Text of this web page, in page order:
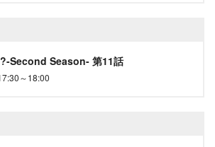
Second Season- 第11話
～18:00